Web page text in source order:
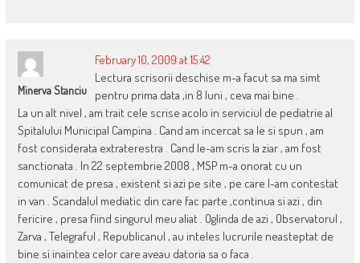
Minerva Stanciu
February 10, 2009 at 15:42
Lectura scrisorii deschise m-a facut sa ma simt
pentru prima data ,in 8 luni , ceva mai bine .
La un alt nivel , am trait cele scrise acolo in serviciul de pediatrie al
Spitalului Municipal Campina . Cand am incercat sa le si spun , am
fost considerata extraterestra . Cand le-am scris la ziar , am fost
sanctionata . In 22 septembrie 2008 , MSP m-a onorat cu un
comunicat de presa , existent si azi pe site , pe care l-am contestat
in van . Scandalul mediatic din care fac parte ,continua si azi , din
fericire , presa fiind singurul meu aliat . Oglinda de azi , Observatorul ,
Zarva , Telegraful , Republicanul , au inteles lucrurile neasteptat de
bine si inaintea celor care aveau datoria sa o faca .